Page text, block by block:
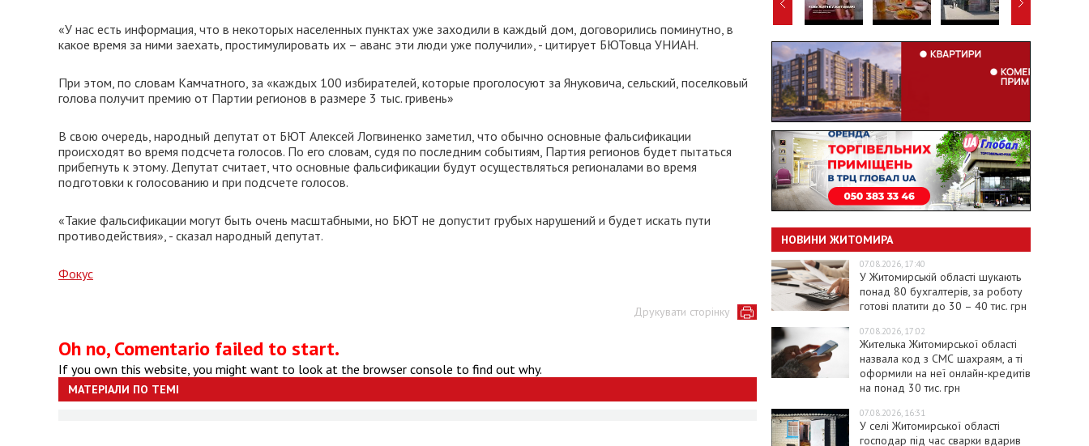
«У нас есть информация, что в некоторых населенных пунктах уже заходили в каждый дом, договорились поминутно, в
какое время за ними заехать, простимулировать их – аванс эти люди уже получили», - цитирует БЮТовца УНИАН.
При этом, по словам Камчатного, за «каждых 100 избирателей, которые проголосуют за Януковича, сельский, поселковый
голова получит премию от Партии регионов в размере 3 тыс. гривень»
В свою очередь, народный депутат от БЮТ Алексей Логвиненко заметил, что обычно основные фальсификации
происходят во время подсчета голосов. По его словам, судя по последним событиям, Партия регионов будет пытаться
прибегнуть к этому. Депутат считает, что основные фальсификации будут осуществляться регионалами во время
подготовки к голосованию и при подсчете голосов.
«Такие фальсификации могут быть очень масштабными, но БЮТ не допустит грубых нарушений и будет искать пути
противодействия», - сказал народный депутат.
Фокус
Друкувати сторінку
Oh no, Comentario failed to start.
If you own this website, you might want to look at the browser console to find out why.
МАТЕРІАЛИ ПО ТЕМІ
НОВИНИ ЖИТОМИРА
07.08.2026, 17:40
У Житомирській області шукають
понад 80 бухгалтерів, за роботу
готові платити до 30 – 40 тис. грн
07.08.2026, 17:02
Жителька Житомирської області
назвала код з СМС шахраям, а ті
оформили на неї онлайн-кредитів
на понад 30 тис. грн
07.08.2026, 16:31
У селі Житомирської області
господар під час сварки вдарив